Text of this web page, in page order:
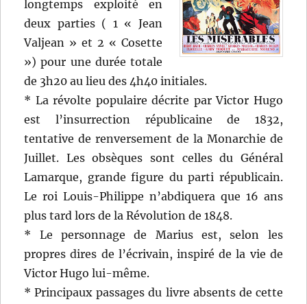
longtemps exploité en
deux parties ( 1 « Jean
Valjean » et 2 « Cosette
») pour une durée totale
de 3h20 au lieu des 4h40 initiales.
* La révolte populaire décrite par Victor Hugo
est l’insurrection républicaine de 1832,
tentative de renversement de la Monarchie de
Juillet. Les obsèques sont celles du Général
Lamarque, grande figure du parti républicain.
Le roi Louis-Philippe n’abdiquera que 16 ans
plus tard lors de la Révolution de 1848.
* Le personnage de Marius est, selon les
propres dires de l’écrivain, inspiré de la vie de
Victor Hugo lui-même.
* Principaux passages du livre absents de cette